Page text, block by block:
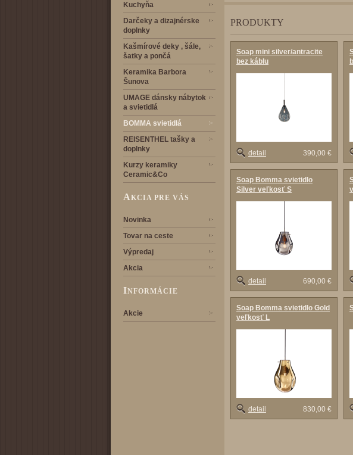
Kuchyňa
Darčeky a dizajnérske
doplnky
Kašmírové deky , šále,
šatky a pončá
Keramika Barbora
Šunova
UMAGE dánsky nábytok
a svietidlá
BOMMA svietidlá
REISENTHEL tašky a
doplnky
Kurzy keramiky
Ceramic&Co
AKCIA PRE VÁS
Novinka
Tovar na ceste
Výpredaj
Akcia
INFORMÁCIE
Akcie
PRODUKTY
Soap mini silver/antracite
bez káblu
detail 390,00 €
Soap Bomma svietidlo
Silver veľkosť S
detail 690,00 €
Soap Bomma svietidlo Gold
veľkosť L
detail 830,00 €